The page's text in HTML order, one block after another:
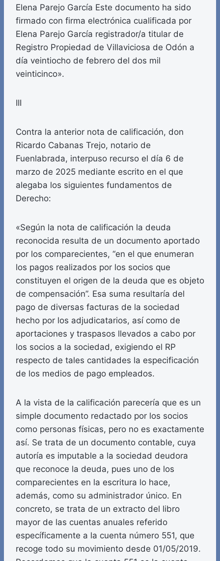
Elena Parejo García Este documento ha sido
firmado con firma electrónica cualificada por
Elena Parejo García registrador/a titular de
Registro Propiedad de Villaviciosa de Odón a
día veintiocho de febrero del dos mil
veinticinco».
III
Contra la anterior nota de calificación, don
Ricardo Cabanas Trejo, notario de
Fuenlabrada, interpuso recurso el día 6 de
marzo de 2025 mediante escrito en el que
alegaba los siguientes fundamentos de
Derecho:
«Según la nota de calificación la deuda
reconocida resulta de un documento aportado
por los comparecientes, “en el que enumeran
los pagos realizados por los socios que
constituyen el origen de la deuda que es objeto
de compensación”. Esa suma resultaría del
pago de diversas facturas de la sociedad
hecho por los adjudicatarios, así como de
aportaciones y traspasos llevados a cabo por
los socios a la sociedad, exigiendo el RP
respecto de tales cantidades la especificación
de los medios de pago empleados.
A la vista de la calificación parecería que es un
simple documento redactado por los socios
como personas físicas, pero no es exactamente
así. Se trata de un documento contable, cuya
autoría es imputable a la sociedad deudora
que reconoce la deuda, pues uno de los
comparecientes en la escritura lo hace,
además, como su administrador único. En
concreto, se trata de un extracto del libro
mayor de las cuentas anuales referido
específicamente a la cuenta número 551, que
recoge todo su movimiento desde 01/05/2019.